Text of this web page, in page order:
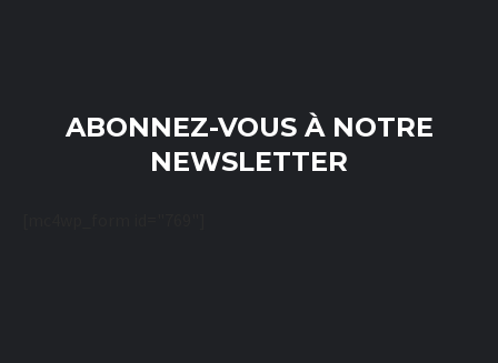
ABONNEZ-VOUS À NOTRE
NEWSLETTER